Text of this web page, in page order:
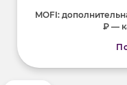
MOFI:
₽ —